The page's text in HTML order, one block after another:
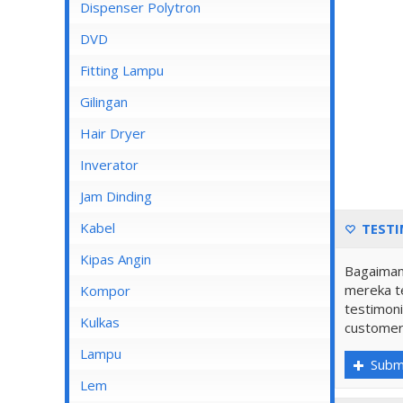
Dispenser Cosmos
Dispenser Miyako
Dispenser Sanken
Dispenser Polytron
DVD
Fitting Lampu
Gilingan
Hair Dryer
Inverator
Jam Dinding
Kabel
Inbow/Outbow T Dus
Kabel Aksesoris
Kabel Antena
Kabel BC
Kipas Angin
Kipas Angin Berdiri
Kipas Angin Dinding
Kipas Angin Duduk
Kipas Angin Gantung
Kompor
Kompor Rinnai
Kulkas
LG
POLYTRON
Lampu
Fitting Lampu
Lem
mereka